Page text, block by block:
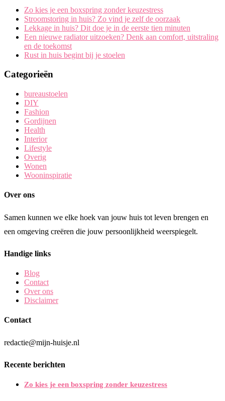
Zo kies je een boxspring zonder keuzestress
Stroomstoring in huis? Zo vind je zelf de oorzaak
Lekkage in huis? Dit doe je in de eerste tien minuten
Een nieuwe radiator uitzoeken? Denk aan comfort, uitstraling
en de toekomst
Rust in huis begint bij je stoelen
Categorieën
bureaustoelen
DIY
Fashion
Gordijnen
Health
Interior
Lifestyle
Overig
Wonen
Wooninspiratie
Over ons
Samen kunnen we elke hoek van jouw huis tot leven brengen en
een omgeving creëren die jouw persoonlijkheid weerspiegelt.
Handige links
Blog
Contact
Over ons
Disclaimer
Contact
redactie@mijn-huisje.nl
Recente berichten
Zo kies je een boxspring zonder keuzestress